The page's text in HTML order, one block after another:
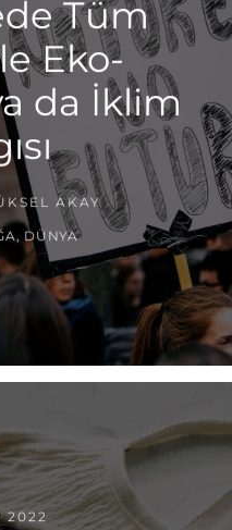
Tüm
Eko-
da İklim
AKAY
, DÜNYA
2022